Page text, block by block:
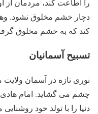
دچار خشم مخلوق نشود.
کند که به خشم مخلوق
تسبیح آسمانیان
نوری تازه در آسمان
چشم می گشاید. امام هادی
دنیا را با تولد خود